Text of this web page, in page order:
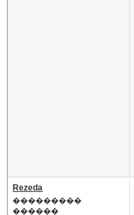
Rezeda
���������
������